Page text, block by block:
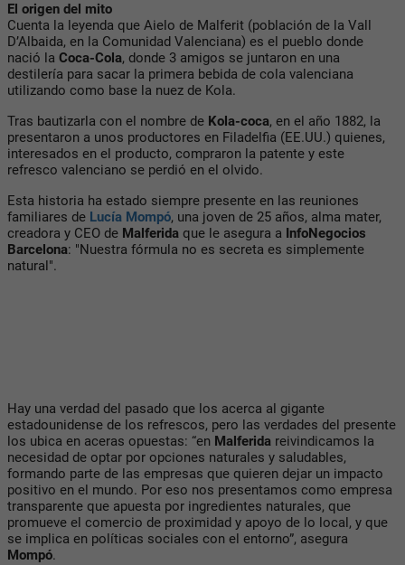
El origen del mito
Cuenta la leyenda que Aielo de Malferit (población de la Vall
D’Albaida, en la Comunidad Valenciana) es el pueblo donde
nació la Coca-Cola, donde 3 amigos se juntaron en una
destilería para sacar la primera bebida de cola valenciana
utilizando como base la nuez de Kola.
Tras bautizarla con el nombre de Kola-coca, en el año 1882, la
presentaron a unos productores en Filadelfia (EE.UU.) quienes,
interesados en el producto, compraron la patente y este
refresco valenciano se perdió en el olvido.
Esta historia ha estado siempre presente en las reuniones
familiares de Lucía Mompó, una joven de 25 años, alma mater,
creadora y CEO de Malferida que le asegura a InfoNegocios
Barcelona: "Nuestra fórmula no es secreta es simplemente
natural".
Hay una verdad del pasado que los acerca al gigante
estadounidense de los refrescos, pero las verdades del presente
los ubica en aceras opuestas: “en Malferida reivindicamos la
necesidad de optar por opciones naturales y saludables,
formando parte de las empresas que quieren dejar un impacto
positivo en el mundo. Por eso nos presentamos como empresa
transparente que apuesta por ingredientes naturales, que
promueve el comercio de proximidad y apoyo de lo local, y que
se implica en políticas sociales con el entorno”, asegura
Mompó.